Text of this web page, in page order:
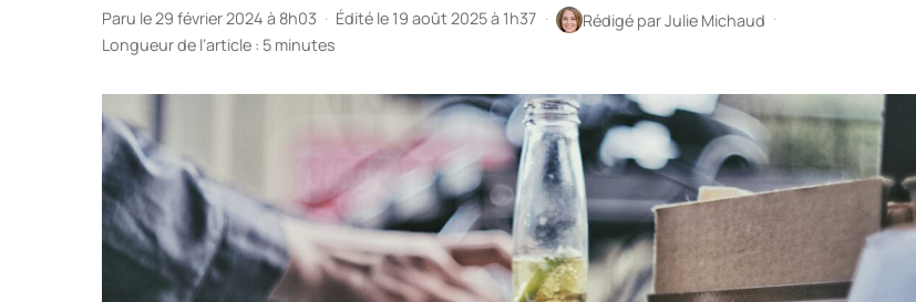
Paru le 29 février 2024 à 8h03 · Édité le 19 août 2025 à 1h37 · Rédigé parJulie Michaud ·
Longueur de l’article : 5 minutes